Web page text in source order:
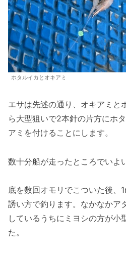
ホタルイカとオキアミ
エサは先述の通り、オキアミと
ら大型狙いで2本針の片方にホ
アミを付けることにします。
数十分船が走ったところでいよ
底を数回オモリでこついた後、
誘い方で釣ります。なかなかア
しているうちにミヨシの方が小
た。